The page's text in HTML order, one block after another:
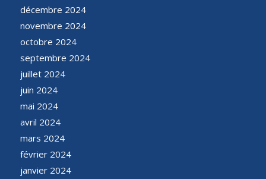
décembre 2024
novembre 2024
octobre 2024
septembre 2024
juillet 2024
juin 2024
mai 2024
avril 2024
mars 2024
février 2024
janvier 2024